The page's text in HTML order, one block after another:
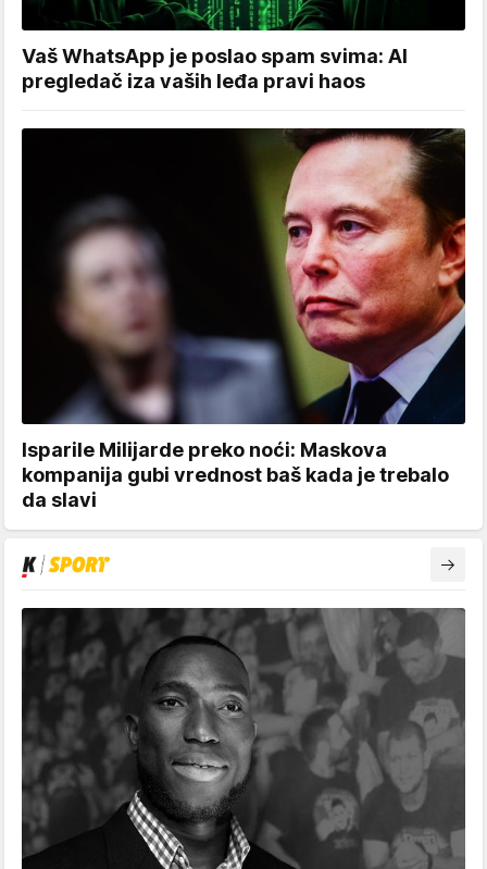
Vaš WhatsApp je poslao spam svima: AI
pregledač iza vaših leđa pravi haos
Isparile Milijarde preko noći: Maskova
kompanija gubi vrednost baš kada je trebalo
da slavi